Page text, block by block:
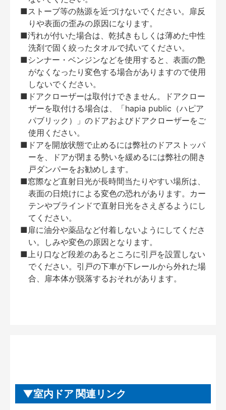
■ストーブ等の熱源を近づけないでください。扉反
りや表面の歪みの原因になります。
■汚れが付いた場合は、乾拭きもしくは薄めた中性
洗剤で固く絞ったタオルで拭いてください。
■シンナー・ベンジンなどを使用すると、表面の艶
がなくなったり変色する場合がありますので使用
しないでください。
■ドアクローザーは取付けできません。ドアクロー
ザーを取付ける場合は、「hapia public（ハピア
パブリック）」のドアおよびドアクローザーをご
使用ください。
■ドアを開放状態で止めるには弊社のドアストッパ
ーを、ドアが閉まる勢いを緩めるには弊社の開き
戸ダンパーをお勧めします。
■窓際など直射日光が長時間当たりやすい場所は、
表面の日焼けによる変色の恐れがあります。カー
テンやブラインドで直射日光をさえぎるようにし
てください。
■扉に油分や薬品など付着しないようにしてくださ
い。しみや変色の原因となります。
■上り口など段差のあるところに引戸を設置しない
でください。引戸の下車が下レールから外れた場
合、扉本体が脱落するおそれがあります。
室内ドア 関連リンク